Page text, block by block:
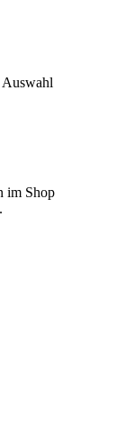
Auswahl
im Shop